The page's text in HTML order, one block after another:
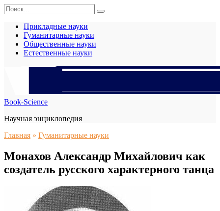
Перейти
к
содержанию
Search
for:
Прикладные науки
Гуманитарные науки
Общественные науки
Естественные науки
Book-Science
Научная энциклопедия
Главная » Гуманитарные науки
Монахов Александр Михайлович как
создатель русского характерного танца